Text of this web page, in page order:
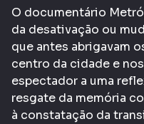
O documentário
da desativação ou
que antes abrigavam
centro da cidade e
espectador a uma
resgate da memória
à constatação da